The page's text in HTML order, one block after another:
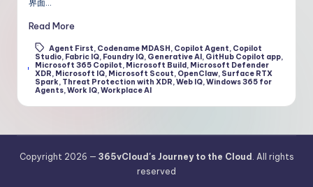
界面…
Read More
Tags:
Agent First Codename MDASH Copilot Agent Copilot
Studio, Fabric IQ, Foundry IQ, Generative AI, GitHub Copilot app,
Microsoft 365 Copilot Microsoft Build, Microsoft Defender
XDR Microsoft IQ, Microsoft Scout OpenClaw, Surface RTX
Spark Threat Protection with XDR Web IQ, Windows 365 for
Agents, Work IQ, Workplace AI
Copyright 2026 — 365vCloud's Journey to the Cloud . All rights
reserved